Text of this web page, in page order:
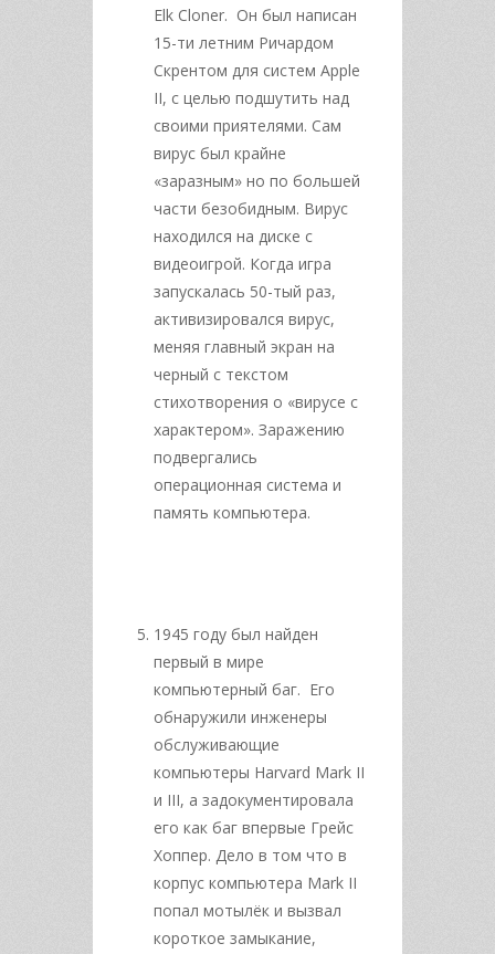
Elk Cloner. Он был написан
15-ти летним Ричардом
Скрентом для систем Apple
II, с целью подшутить над
своими приятелями. Сам
вирус был крайне
«заразным» но по большей
части безобидным. Вирус
находился на диске с
видеоигрой. Когда игра
запускалась 50-тый раз,
активизировался вирус,
меняя главный экран на
черный с текстом
стихотворения о «вирусе с
характером». Заражению
подвергались
операционная система и
память компьютера.
1945 году был найден
первый в мире
компьютерный баг. Его
обнаружили инженеры
обслуживающие
компьютеры Harvard Mark II
и III, а задокументировала
его как баг впервые Грейс
Хоппер. Дело в том что в
корпус компьютера Mark II
попал мотылёк и вызвал
короткое замыкание,